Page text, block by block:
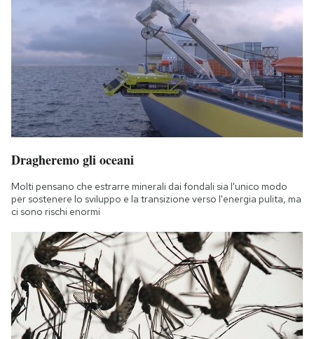
AREA PERSONALE
Area Personale
Newsletter
Regala il Post
Hai bisogno di aiuto?
Esci
Dragheremo gli oceani
Molti pensano che estrarre minerali dai fondali sia l'unico modo
per sostenere lo sviluppo e la transizione verso l'energia pulita, ma
ci sono rischi enormi